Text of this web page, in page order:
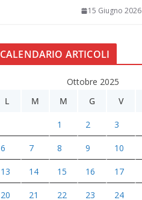
15 Giugno 2026
CALENDARIO ARTICOLI
Ottobre 2025
L
M M G V
1 2 3
6 7 8 9 10
13 14 15 16 17
20 21 22 23 24